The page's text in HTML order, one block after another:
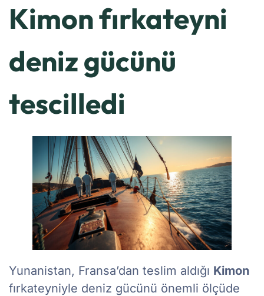
Kimon fırkateyni
deniz gücünü
tescilledi
Yunanistan, Fransa’dan teslim aldığı Kimon
fırkateyniyle deniz gücünü önemli ölçüde